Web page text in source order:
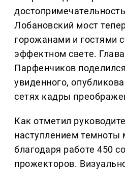
Лобановский мост
горожанами и гостями
эффектном свете.
Парфенчиков
увиденного,
сетях кадры
Как отметил
наступлением темноты
благодаря работе 450
прожекторов.